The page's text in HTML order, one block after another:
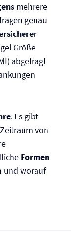
mehrere
genau
Größe
abgefragt
. Es gibt
von
Formen
und worauf